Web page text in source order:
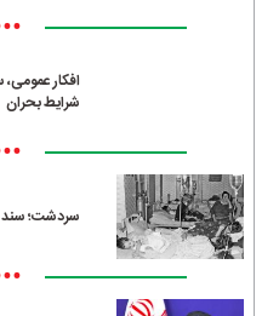
افکار
شرایط بحران
سردشت؛ سند